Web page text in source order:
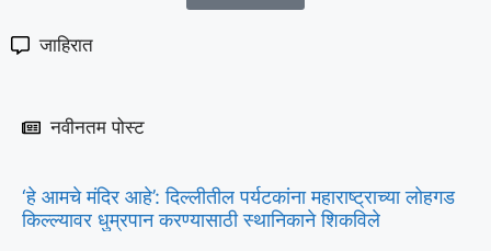
जाहिरात
नवीनतम पोस्ट
‘हे आमचे मंदिर आहे’: दिल्लीतील पर्यटकांना महाराष्ट्राच्या लोहगड
किल्ल्यावर धुम्रपान करण्यासाठी स्थानिकाने शिकविले